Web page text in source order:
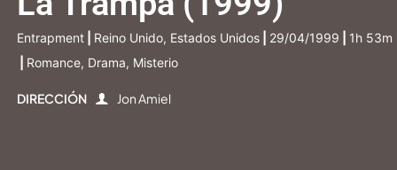
Entrapment Reino Unido, Estados Unidos 29/04/1999
1h 53m
Romance, Drama, Misterio
DIRECCIÓN Jon Amiel